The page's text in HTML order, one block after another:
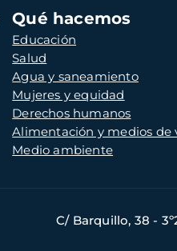
Qué hacemos
Educación
Salud
Agua y saneamiento
Mujeres y equidad
Derechos humanos
Alimentación y medios de
Medio ambiente
C/ Barquillo, 38 -